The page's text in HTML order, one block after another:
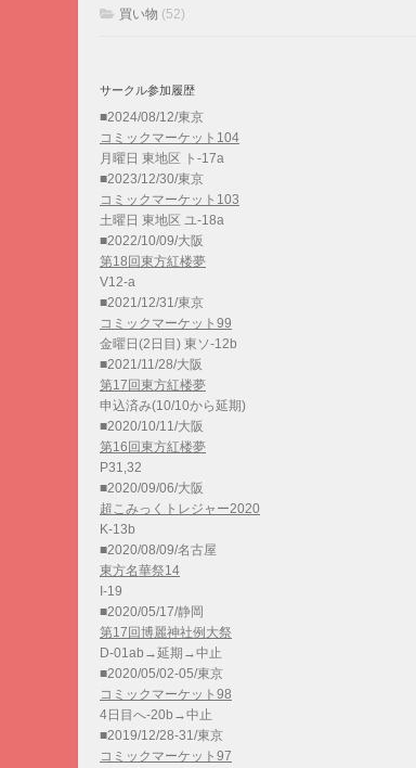
買い物 (52)
サークル参加履歴
■2024/08/12/東京
コミックマーケット104
月曜日 東地区 ト-17a
■2023/12/30/東京
コミックマーケット103
土曜日 東地区 ユ-18a
■2022/10/09/大阪
第18回東方紅楼夢
V12-a
■2021/12/31/東京
コミックマーケット99
金曜日(2日目) 東ソ-12b
■2021/11/28/大阪
第17回東方紅楼夢
申込済み(10/10から延期)
■2020/10/11/大阪
第16回東方紅楼夢
P31,32
■2020/09/06/大阪
超こみっくトレジャー2020
K-13b
■2020/08/09/名古屋
東方名華祭14
I-19
■2020/05/17/静岡
第17回博麗神社例大祭
D-01ab→延期→中止
■2020/05/02-05/東京
コミックマーケット98
4日目へ-20b→中止
■2019/12/28-31/東京
コミックマーケット97